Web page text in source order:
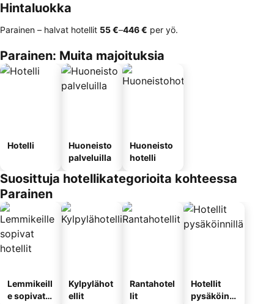
Hintaluokka
Parainen – halvat hotellit ‎55 €–‎446 € per yö.
Parainen: Muita majoituksia
Hotelli
Huoneisto
palveluilla
Huoneisto
hotelli
Suosittuja hotellikategorioita kohteessa
Parainen
Lemmikeill
e sopivat
Kylpylähot
ellit
Rantahotel
lit
Hotellit
pysäköinni